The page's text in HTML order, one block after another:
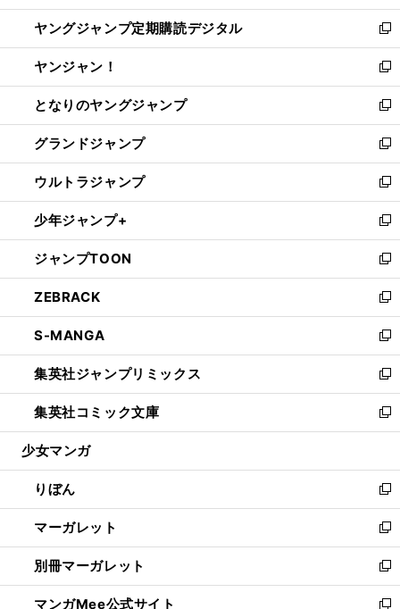
開
く
ウ
で
開
く
ン
ド
ウ
で
開
く
し
い
ウ
ィ
ン
ド
ウ
で
開
く
ヤングジャンプ定期購読デジタル
新
し
い
ウ
ィ
ン
ド
ウ
で
開
く
ヤンジャン！
新
し
い
ウ
ィ
ン
ド
ウ
で
開
く
となりのヤングジャンプ
新
し
い
ウ
ィ
ン
ド
ウ
で
開
く
グランドジャンプ
新
し
い
ウ
ィ
ン
ド
ウ
で
開
く
ウルトラジャンプ
新
し
い
ウ
ィ
ン
ド
ウ
で
開
く
少年ジャンプ+
新
し
い
ウ
ィ
ン
ド
ウ
で
開
く
ジャンプTOON
新
し
い
ウ
ィ
ン
ド
ウ
で
開
ZEBRACK
新
し
い
ウ
ィ
ン
ド
ウ
開
く
S-MANGA
新
し
い
ウ
ィ
ン
ウ
で
開
く
集英社ジャンプリミックス
新
し
い
ウ
ン
ド
ウ
で
開
く
集英社コミック文庫
新
し
ウ
ィ
ン
ド
ウ
で
開
く
少女マンガ
りぼん
新
し
い
ウ
ィ
ン
ド
マーガレット
新
し
い
ウ
別冊マーガレット
新
し
マンガMee公式サイト